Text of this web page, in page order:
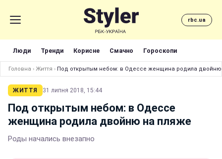
rbc.ua
Люди Тренди Корисне Смачно Гороскопи
Головна › Життя › Под открытым небом: в Одессе женщина родила
ЖИТТЯ 31 липня 2018, 15:44
Под открытым небом: в Одессе
женщина родила двойню на пляже
Роды начались внезапно